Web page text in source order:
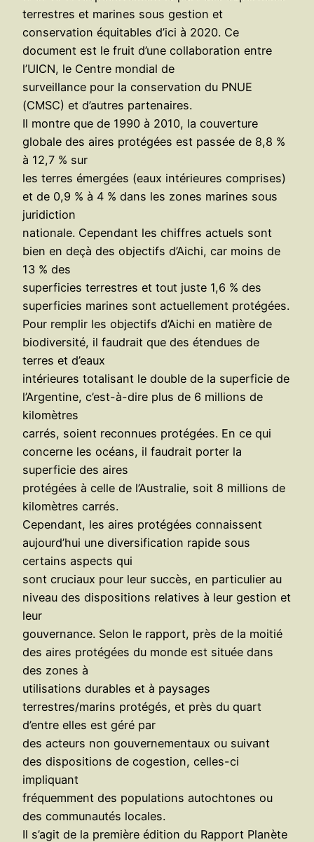
terrestres et marines sous gestion et
conservation équitables d’ici à 2020. Ce
document est le fruit d’une collaboration entre
l’UICN, le Centre mondial de
surveillance pour la conservation du PNUE
(CMSC) et d’autres partenaires.
Il montre que de 1990 à 2010, la couverture
globale des aires protégées est passée de 8,8 %
à 12,7 % sur
les terres émergées (eaux intérieures comprises)
et de 0,9 % à 4 % dans les zones marines sous
juridiction
nationale. Cependant les chiffres actuels sont
bien en deçà des objectifs d’Aichi, car moins de
13 % des
superficies terrestres et tout juste 1,6 % des
superficies marines sont actuellement protégées.
Pour remplir les objectifs d’Aichi en matière de
biodiversité, il faudrait que des étendues de
terres et d’eaux
intérieures totalisant le double de la superficie de
l’Argentine, c’est-à-dire plus de 6 millions de
kilomètres
carrés, soient reconnues protégées. En ce qui
concerne les océans, il faudrait porter la
superficie des aires
protégées à celle de l’Australie, soit 8 millions de
kilomètres carrés.
Cependant, les aires protégées connaissent
aujourd’hui une diversification rapide sous
certains aspects qui
sont cruciaux pour leur succès, en particulier au
niveau des dispositions relatives à leur gestion et
leur
gouvernance. Selon le rapport, près de la moitié
des aires protégées du monde est située dans
des zones à
utilisations durables et à paysages
terrestres/marins protégés, et près du quart
d’entre elles est géré par
des acteurs non gouvernementaux ou suivant
des dispositions de cogestion, celles-ci
impliquant
fréquemment des populations autochtones ou
des communautés locales.
Il s’agit de la première édition du Rapport Planète